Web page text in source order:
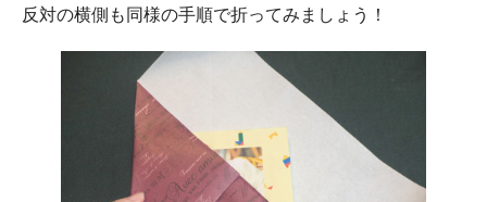
反対の横側も同様の手順で折ってみましょう！